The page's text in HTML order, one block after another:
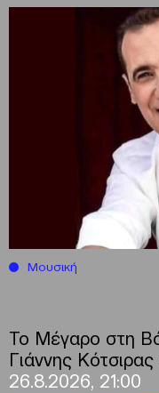
Μουσική
Το Μέγαρο στη
Γιάννης
26.8.2026, 21:00